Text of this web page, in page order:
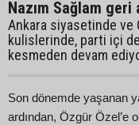
Nazım Sağlam geri
Ankara siyasetinde ve
kulislerinde, parti içi
kesmeden devam
Son dönemde yaşanan
ardından, Özgür Özel’e